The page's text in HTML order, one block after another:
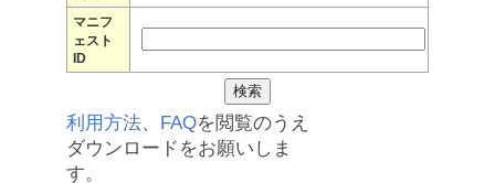
マニフ
ェスト
ID
利用方法、 FAQを閲覧のうえ
ダウンロードをお願いしま
す。